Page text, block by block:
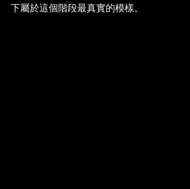
下屬於這個階段最真實的模樣。